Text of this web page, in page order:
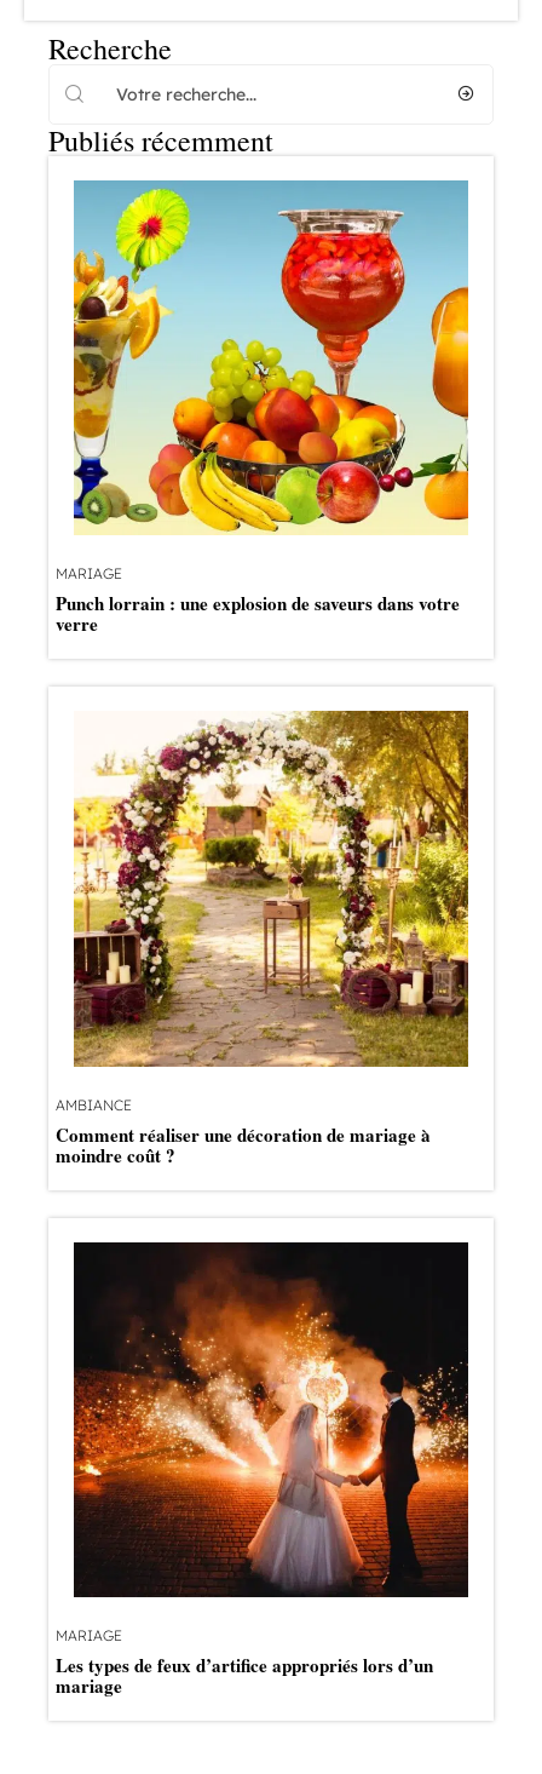
Recherche
Publiés récemment
MARIAGE
Punch lorrain : une explosion de saveurs dans votre
verre
AMBIANCE
Comment réaliser une décoration de mariage à
moindre coût ?
MARIAGE
Les types de feux d’artifice appropriés lors d’un
mariage